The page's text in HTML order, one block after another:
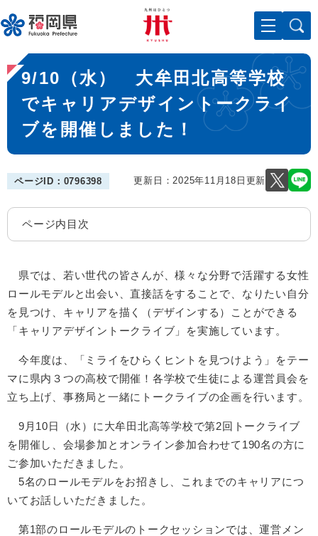
ー
ジ
先
頭
メニューを飛ばして本文へ
本
文
9/10（水） 大牟田北高等学校
でキャリアデザイントークライ
ブを開催しました！
ページID：0796398 更新日：2025年11月18日更新
ページ内目次
県では、若い世代の皆さんが、様々な分野で活躍する女性
ロールモデルと出会い、直接話をすることで、なりたい自分
を見つけ、キャリアを描く（デザインする）ことができる
「キャリアデザイントークライブ」を実施しています。
今年度は、「ミライをひらくヒントを見つけよう」をテー
マに県内３つの高校で開催！各学校で生徒による運営員会を
立ち上げ、事務局と一緒にトークライブの企画を行います。
9月10日（水）に大牟田北高等学校で第2回トークライブ
を開催し、会場参加とオンライン参加合わせて190名の方に
ご参加いただきました。
5名のロールモデルをお招きし、これまでのキャリアにつ
いてお話しいただきました。
第1部のロールモデルのトークセッションでは、運営メン